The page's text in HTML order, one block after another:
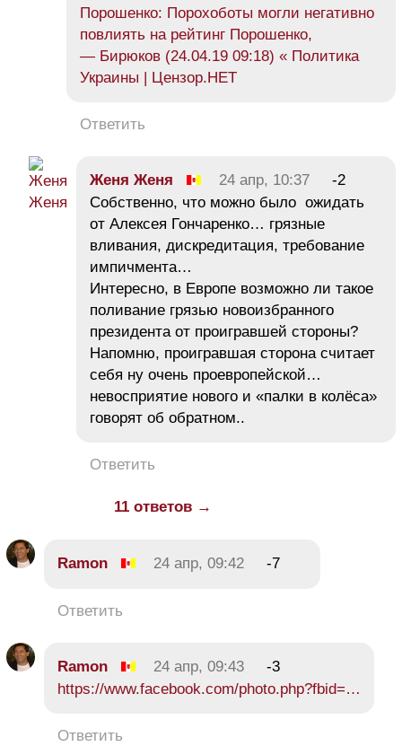
Порошенко: Порохоботы могли негативно
повлиять на рейтинг Порошенко,
— Бирюков (24.04.19 09:18) « Политика
Украины | Цензор.НЕТ
Ответить
Жeня Женя 24 апр, 10:37
-2
Собственно, что можно было ожидать
от Алексея Гончаренко… грязные
вливания, дискредитация, требование
импичмента…
Интересно, в Европе возможно ли такое
поливание грязью новоизбранного
президента от проигравшей стороны?
Напомню, проигравшая сторона считает
себя ну очень проевропейской…
невосприятие нового и «палки в колёса»
говорят об обратном..
Ответить
11 ответов →
Ramon 24 апр, 09:42 -7
Ответить
Ramon 24 апр, 09:43
-3
https://www.facebook.com/photo.php?fbid=…
Ответить